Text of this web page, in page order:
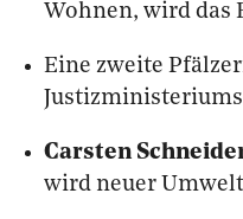
Wohnen, wird das
Eine zweite
Carsten
wird neuer